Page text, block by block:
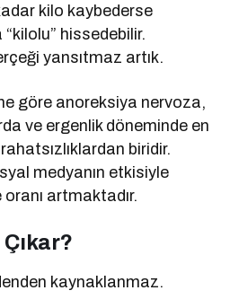
kilo kaybederse
hissedebilir.
yansıtmaz artık.
göre anoreksiya nervoza,
ve ergenlik döneminde en
biridir.
medyanın etkisiyle
artmaktadır.
kaynaklanmaz.